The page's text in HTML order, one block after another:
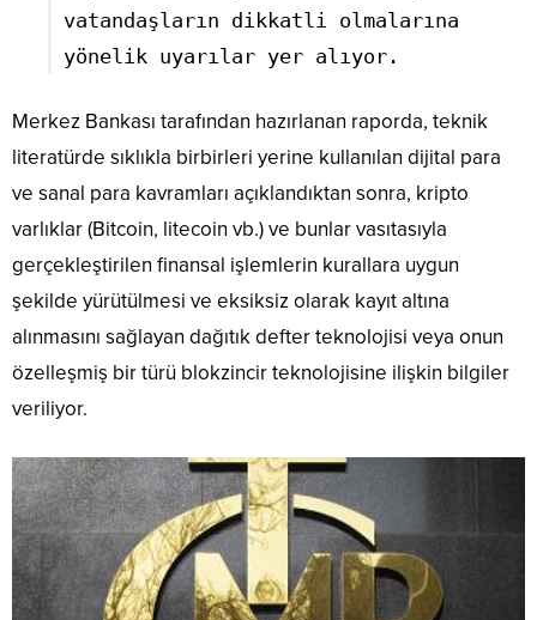
vatandaşların dikkatli olmalarına
yönelik uyarılar yer alıyor.
Merkez Bankası tarafından hazırlanan raporda, teknik
literatürde sıklıkla birbirleri yerine kullanılan dijital para
ve sanal para kavramları açıklandıktan sonra, kripto
varlıklar (Bitcoin, litecoin vb.) ve bunlar vasıtasıyla
gerçekleştirilen finansal işlemlerin kurallara uygun
şekilde yürütülmesi ve eksiksiz olarak kayıt altına
alınmasını sağlayan dağıtık defter teknolojisi veya onun
özelleşmiş bir türü blokzincir teknolojisine ilişkin bilgiler
veriliyor.